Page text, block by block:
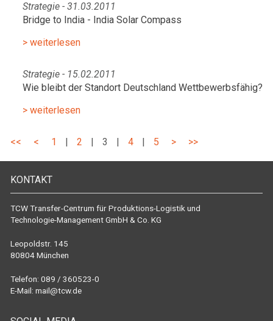
Strategie - 31.03.2011
Bridge to India - India Solar Compass
> weiterlesen
Strategie - 15.02.2011
Wie bleibt der Standort Deutschland Wettbewerbsfähig?
> weiterlesen
<< < 1 | 2 | 3 | 4 | 5 > >>
KONTAKT
TCW Transfer-Centrum für Produktions-Logistik und
Technologie-Management GmbH & Co. KG
Leopoldstr. 145
80804 München
Telefon: 089 / 360523-0
E-Mail: mail@tcw.de